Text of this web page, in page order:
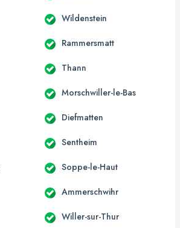
Wildenstein
Rammersmatt
Thann
Morschwiller-le-Bas
Diefmatten
Sentheim
Soppe-le-Haut
Ammerschwihr
Willer-sur-Thur